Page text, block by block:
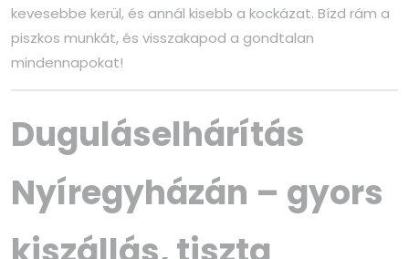
kevesebbe kerül, és annál kisebb a kockázat. Bízd rám a
piszkos munkát, és visszakapod a gondtalan
mindennapokat!
Duguláselhárítás
Nyíregyházán – gyors